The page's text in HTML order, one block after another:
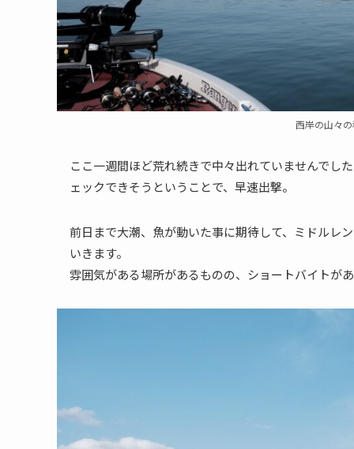
西岸の山々
ここ一週間ほど荒れ続きで中々出れていませんでし
ェックできそうということで、早速出撃。
前日まで大潮、魚が動いた事に期待して、ミドルレ
いきます。
雰囲気がある場所があるものの、ショートバイトが